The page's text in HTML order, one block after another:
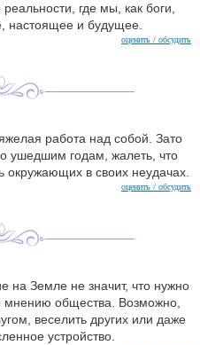
где мы, как боги,
настоящее и будущее.
оценить / обсудить
работа над собой. Зато
ушедшим годам, жалеть, что
окружающих в своих неудачах.
оценить / обсудить
на Земле не значит, что нужно
мнению общества. Возможно,
веселить других или даже
устройство.